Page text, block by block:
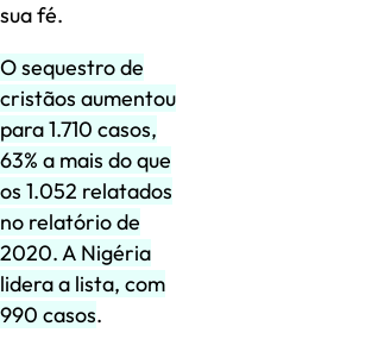
sua fé.
O sequestro de
cristãos aumentou
para 1.710 casos,
63% a mais do que
os 1.052 relatados
no relatório de
2020. A Nigéria
lidera a lista, com
990 casos.